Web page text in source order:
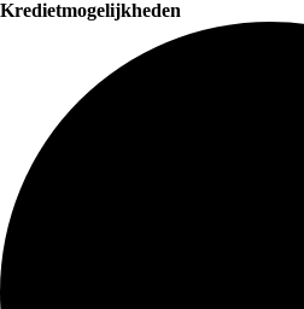
Kredietmogelijkheden